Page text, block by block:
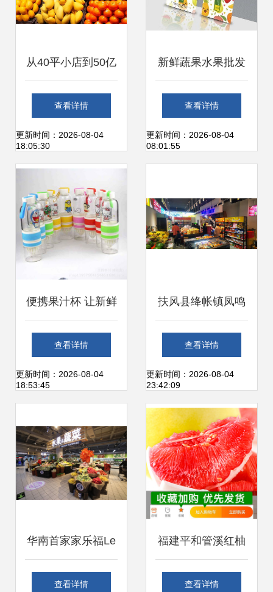
从40平小店到50亿
帝国 第二家“海底
捞”如何用水果改写
零售法则
查看详情
更新时间：2026-08-04
18:05:30
新鲜蔬果水果批发
零售业名片设计模
板下载 名片设计素
设计模板
查看详情
更新时间：2026-08-04
08:01:55
便携果汁杯 让新鲜
水果成为随身健康
助力
查看详情
更新时间：2026-08-04
18:53:45
扶风县绛帐镇凤鸣
村 村企合作结硕
果，集体经济添活
力
查看详情
更新时间：2026-08-04
23:42:09
华南首家家乐福Le
Marche深圳启幕
查看详情
福建平和管溪红柚
当季鲜果，自然馈
查看详情